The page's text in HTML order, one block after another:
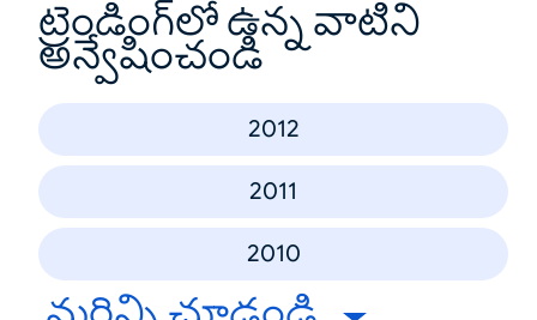
ట్రెండింగ్‌లో ఉన్న వాటిని
అన్వేషించండి
2012
2011
2010